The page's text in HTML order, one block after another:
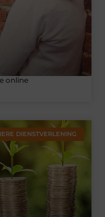
online
DIENSTVERLENING